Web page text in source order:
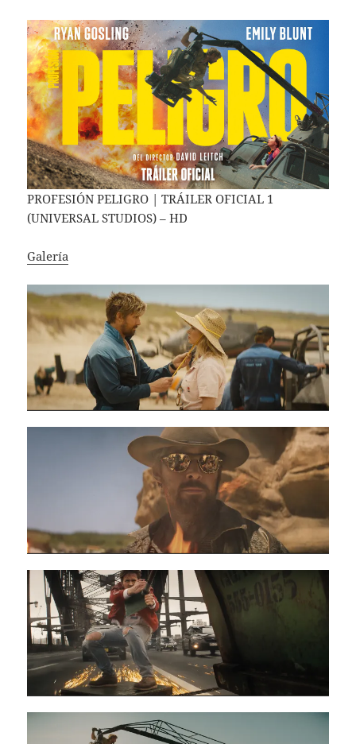
PROFESIÓN PELIGRO | TRÁILER OFICIAL 1
(UNIVERSAL STUDIOS) – HD
Galería